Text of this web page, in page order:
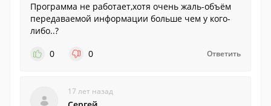
Программа не работает,хотя очень жаль-объём
передаваемой информации больше чем у кого-
либо..?
0
0 Ответить
17 лет назад